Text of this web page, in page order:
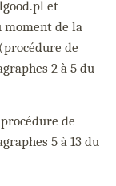
et
moment de la
de
2 à 5 du
de
5 à 13 du